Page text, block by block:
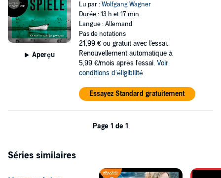
Aperçu
Lu par :Wolfgang Wagner
Durée : 13 h et 17 min
Langue : Allemand
Pas de notations
21,99 € ou gratuit avec l'essai.
Renouvellement automatique à
5,99 €/mois après l'essai. Voir
conditions d'éligibilité
Essayez Standard gratuitement
Page 1 de 1
Séries similaires